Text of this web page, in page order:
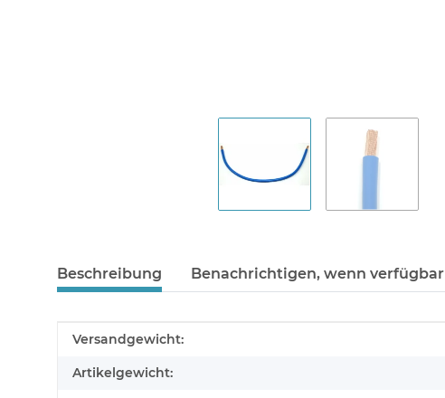
Beschreibung Benachrichtigen, wenn verfügbar
Produkteigenschaft
Wert
Versandgewicht:
Artikelgewicht: